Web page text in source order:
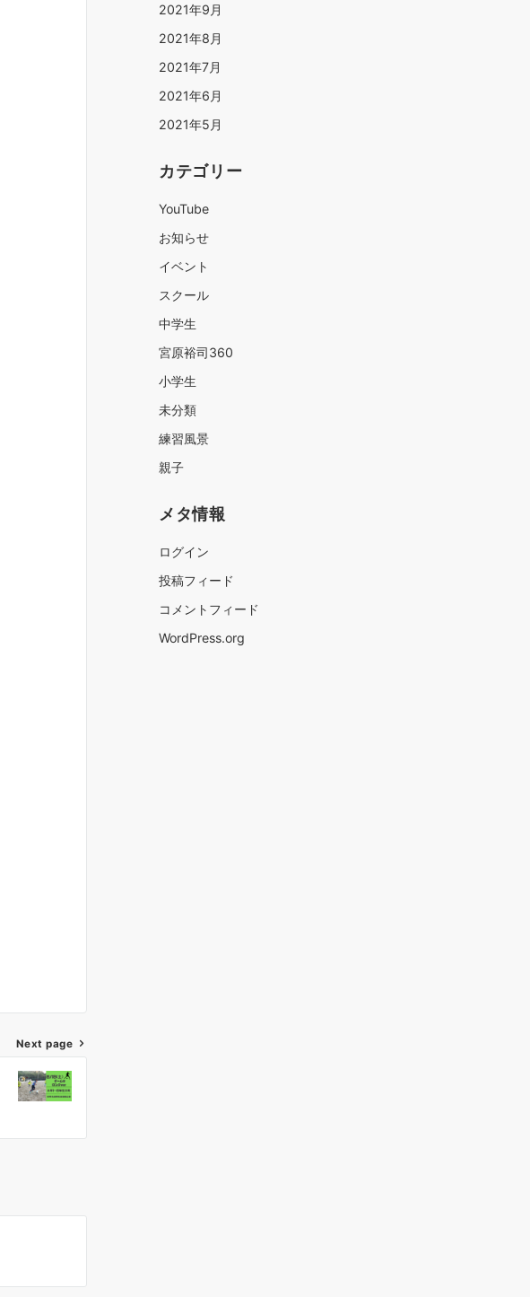
Next page
2021年9月
2021年8月
2021年7月
2021年6月
2021年5月
カテゴリー
YouTube
お知らせ
イベント
スクール
中学生
宮原裕司360
小学生
未分類
練習風景
親子
メタ情報
ログイン
投稿フィード
コメントフィード
WordPress.org